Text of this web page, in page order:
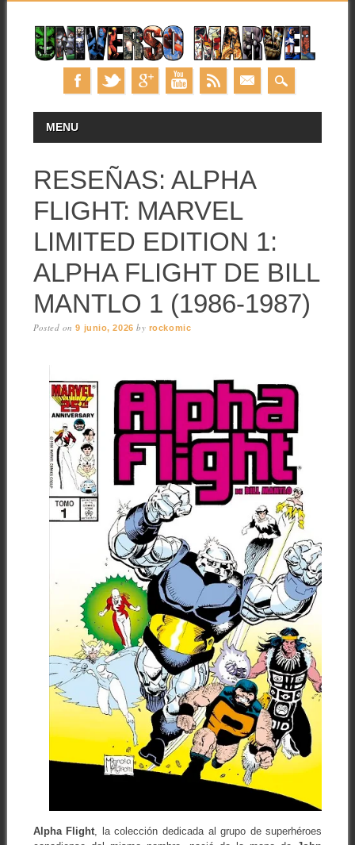
MAIN MENU
MENU
RESEÑAS: ALPHA
FLIGHT: MARVEL
LIMITED EDITION 1:
ALPHA FLIGHT DE BILL
MANTLO 1 (1986-1987)
Posted on9 junio, 2026 by rockomic
Alpha Flight , la colección dedicada al grupo de superhéroes